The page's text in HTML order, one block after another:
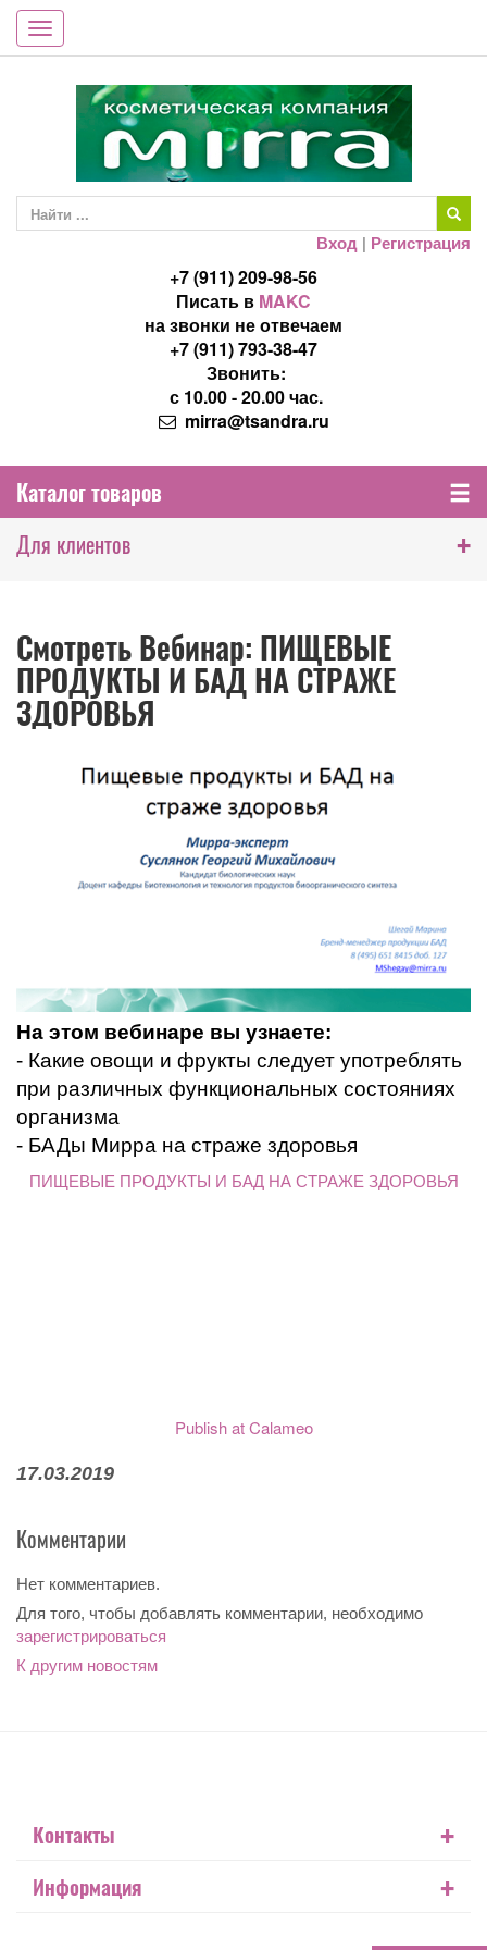
Toggle
navigation
Вход | Регистрация
+7 (911) 209-98-56
Писать в MAKC
на звонки не отвечаем
+7 (911) 793-38-47
Звонить:
с 10.00 - 20.00 час.
mirra@tsandra.ru
Каталог товаров
Для клиентов
+
Смотреть Вебинар: ПИЩЕВЫЕ
ПРОДУКТЫ И БАД НА СТРАЖЕ
ЗДОРОВЬЯ
На этом вебинаре вы узнаете:
- Какие овощи и фрукты следует употреблять
при различных функциональных состояниях
организма
- БАДы Мирра на страже здоровья
ПИЩЕВЫЕ ПРОДУКТЫ И БАД НА СТРАЖЕ ЗДОРОВЬЯ
Publish at Calameo
17.03.2019
Комментарии
Нет комментариев.
Для того, чтобы добавлять комментарии, необходимо
зарегистрироваться
К другим новостям
Контакты +
Информация +